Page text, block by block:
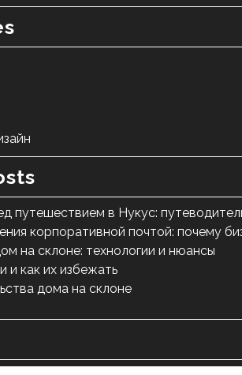
путешествием в Нукус:
корпоративной почтой: почему
на склоне: технологии и нюансы
и как их избежать
дома на склоне